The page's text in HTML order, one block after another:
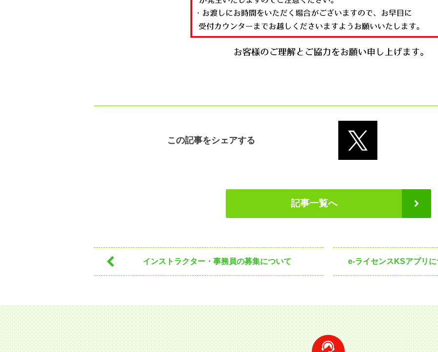
この記事をシェアする
記事一覧へ
インストラクター・事務員の募集について e-ライセンスKSアプリに